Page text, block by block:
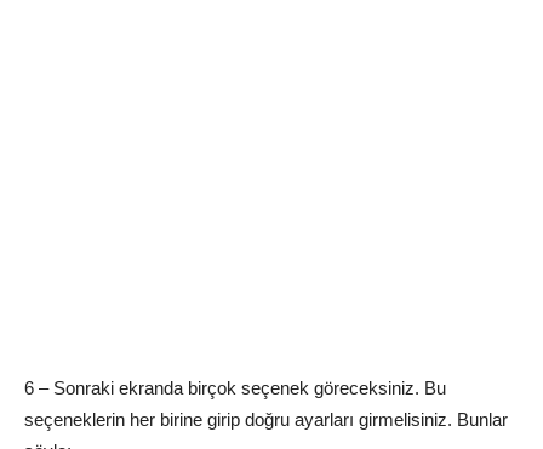
6 – Sonraki ekranda birçok seçenek göreceksiniz. Bu
seçeneklerin her birine girip doğru ayarları girmelisiniz. Bunlar